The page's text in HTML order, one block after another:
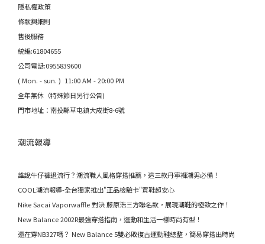
隱私權政策
條款與細則
售後服務
統編:61804655
公司電話:0955839600
( Mon. - sun. ) 11:00 AM - 20:00 PM
全年無休（特殊節日另行公告)
門市地址：南投縣草屯鎮大成街8-6號
潮流報導
誰說牛仔褲退流行？潮流職人風格穿搭推薦，這三款丹寧褲潮男必備！
COOL潮流報導-全台獨家推出"正品檢驗卡"買鞋超安心
Nike Sacai Vaporwaffle 對決 藤原浩三方聯名款，展現潮鞋的極致之作！
New Balance 2002R最強穿搭指南，運動和生活一樣時尚有型！
還在穿NB327嗎？ New Balance 5雙必敗復古運動鞋總整，簡易穿搭出時尚